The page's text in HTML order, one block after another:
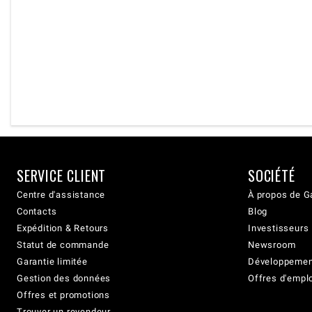
SERVICE CLIENT
Centre d'assistance
Contacts
Expédition & Retours
Statut de commande
Garantie limitée
Gestion des données
Offres et promotions
SOCIÉTÉ
À propos de
Blog
Investisseurs
Newsroom
Offres